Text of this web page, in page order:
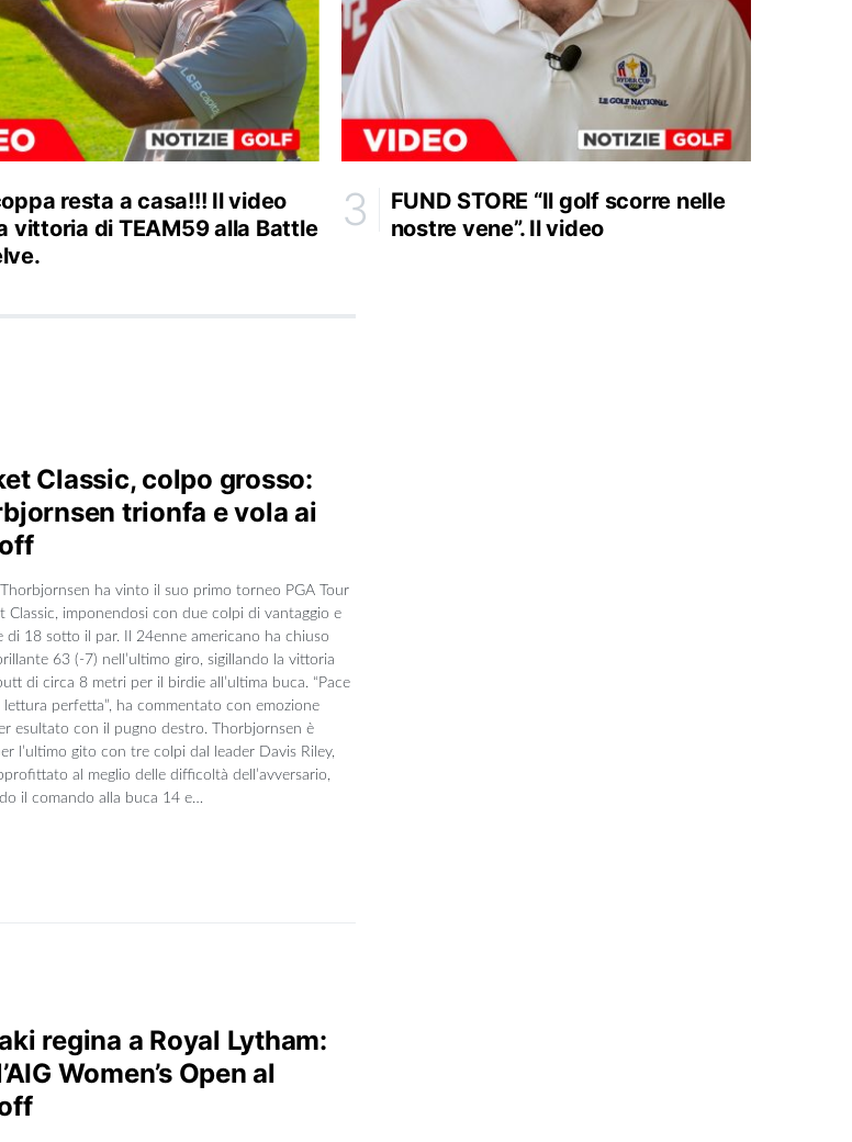
resta a casa!!! Il video
vittoria di TEAM59 alla Battle
FUND STORE “Il golf scorre nelle
nostre vene”. Il video
Classic, colpo grosso:
trionfa e vola ai
ha vinto il suo primo torneo PGA Tour
Classic, imponendosi con due colpi di vantaggio e
di 18 sotto il par. Il 24enne americano ha chiuso
63 (-7) nell’ultimo giro, sigillando la vittoria
di circa 8 metri per il birdie all’ultima buca. “Pace
lettura perfetta”, ha commentato con emozione
esultato con il pugno destro. Thorbjornsen è
l’ultimo gito con tre colpi dal leader Davis Riley,
al meglio delle difficoltà dell’avversario,
il comando alla buca 14 e…
regina a Royal Lytham:
Women’s Open al